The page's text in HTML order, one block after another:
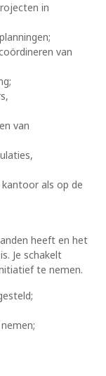
in
van
van
als op de
heeft en het
Je schakelt
te nemen.